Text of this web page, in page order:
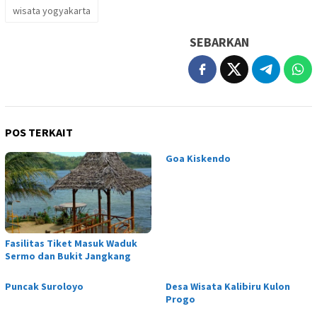
wisata yogyakarta
SEBARKAN
POS TERKAIT
Fasilitas Tiket Masuk Waduk
Sermo dan Bukit Jangkang
Goa Kiskendo
Puncak Suroloyo
Desa Wisata Kalibiru Kulon
Progo